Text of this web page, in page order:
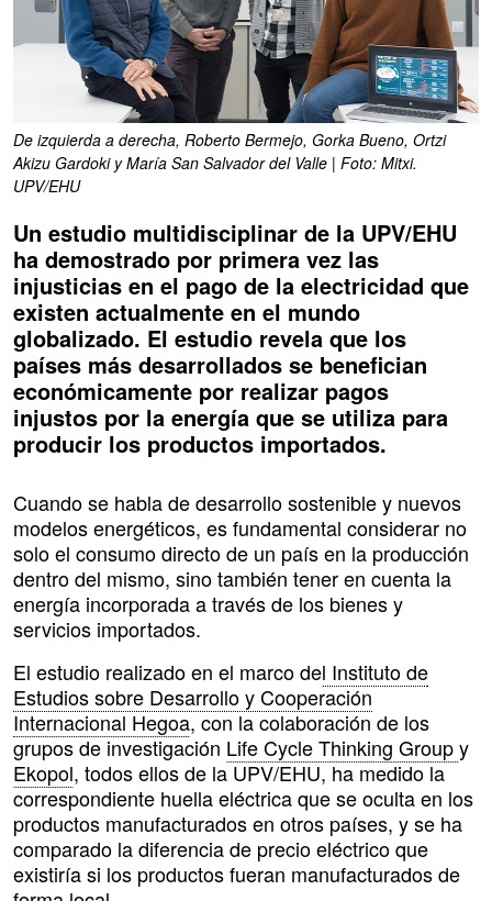
De izquierda a derecha, Roberto Bermejo, Gorka Bueno, Ortzi
Akizu Gardoki y María San Salvador del Valle | Foto: Mitxi.
UPV/EHU
Un estudio multidisciplinar de la UPV/EHU
ha demostrado por primera vez las
injusticias en el pago de la electricidad que
existen actualmente en el mundo
globalizado. El estudio revela que los
países más desarrollados se benefician
económicamente por realizar pagos
injustos por la energía que se utiliza para
producir los productos importados.
Cuando se habla de desarrollo sostenible y nuevos
modelos energéticos, es fundamental considerar no
solo el consumo directo de un país en la producción
dentro del mismo, sino también tener en cuenta la
energía incorporada a través de los bienes y
servicios importados.
El estudio realizado en el marco del Instituto de
Estudios sobre Desarrollo y Cooperación
Internacional Hegoa, con la colaboración de los
grupos de investigación Life Cycle Thinking Groupy
Ekopol, todos ellos de la UPV/EHU, ha medido la
correspondiente huella eléctrica que se oculta en los
productos manufacturados en otros países, y se ha
comparado la diferencia de precio eléctrico que
existiría si los productos fueran manufacturados de